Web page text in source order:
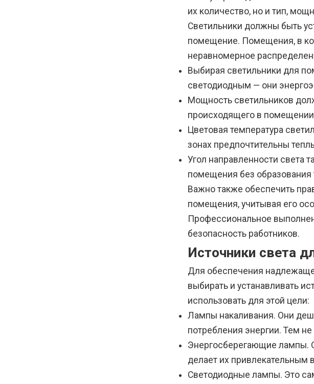
их количество, но и тип,
Светильники должны быть
помещение. Помещения, в
неравномерное
Выбирая светильники для
светодиодным — они
Мощность светильников
происходящего в
Цветовая температура
зонах предпочтительны
Угол направленности света
помещения без образования
Важно также обеспечить
помещения, учитывая его
Профессиональное
безопасность работников.
Источники света
Для обеспечения
выбирать и устанавливать
использовать для этой цели:
Лампы накаливания. Они
потребления энергии. Тем
Энергосберегающие лампы.
делает их
Светодиодные лампы. Это